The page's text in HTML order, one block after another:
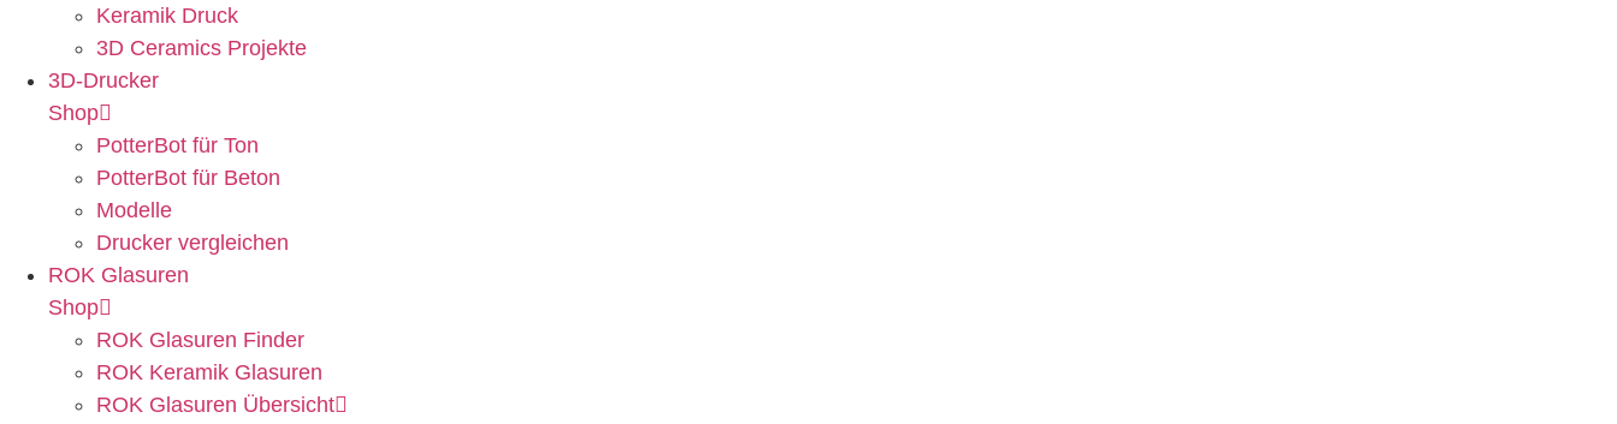
Keramik Druck
3D Ceramics Projekte
3D-Drucker
Shop
PotterBot für Ton
PotterBot für Beton
Modelle
Drucker vergleichen
ROK Glasuren
Shop
ROK Glasuren Finder
ROK Keramik Glasuren
ROK Glasuren Übersicht